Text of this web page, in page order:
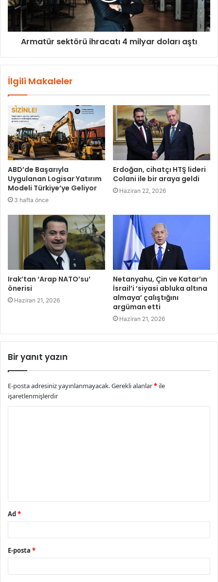
Armatür sektörü ihracatı 4 milyar doları aştı
İlgili Makaleler
ABD’de Başarıyla
Uygulanan Logisar Yatırım
Modeli Türkiye’ye Geliyor
3 hafta önce
Erdoğan, cihatçı HTŞ lideri
Colani ile bir araya geldi
Haziran 22, 2026
Irak’tan ‘Arap NATO’su’
önerisi
Haziran 21, 2026
Netanyahu, Çin ve Katar’ın
İsrail’i ‘siyasi abluka altına
almaya’ çalıştığını
argüman etti
Haziran 21, 2026
Bir yanıt yazın
E-posta adresiniz yayınlanmayacak.Gerekli alanlar* ile
işaretlenmişlerdir
Ad*
E-posta *